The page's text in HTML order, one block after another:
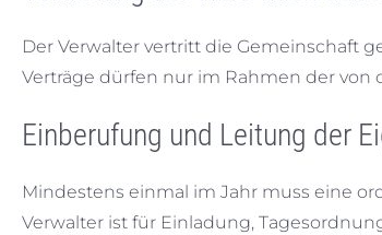
Der Verwalter vertritt die Gemeinschaft
Verträge dürfen nur im Rahmen der
Einberufung und Leitung der
Mindestens einmal im Jahr muss eine
Verwalter ist für Einladung,